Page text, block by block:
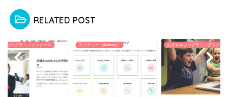
RELATED POST
めプログラミングスクール アイデミー（Aidemy） おすすめプログラミングスクール